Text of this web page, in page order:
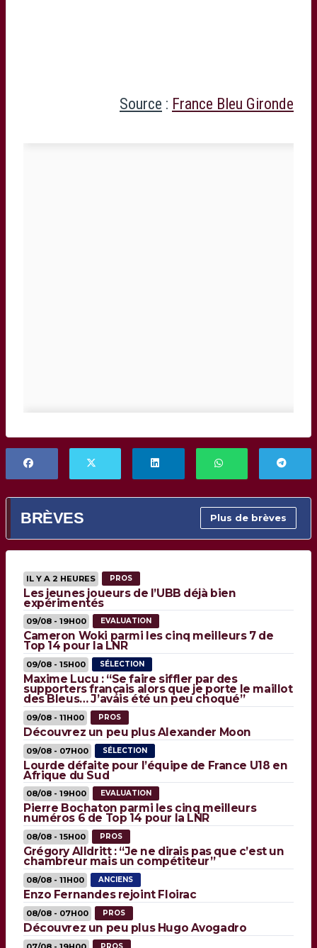
Source : France Bleu Gironde
BRÈVES Plus de brèves
IL Y A 2 HEURES PROS
Les jeunes joueurs de l’UBB déjà bien
expérimentés
09/08 - 19H00 EVALUATION
Cameron Woki parmi les cinq meilleurs 7 de
Top 14 pour la LNR
09/08 - 15H00 SÉLECTION
Maxime Lucu : “Se faire siffler par des
supporters français alors que je porte le maillot
des Bleus… J’avais été un peu choqué”
09/08 - 11H00 PROS
Découvrez un peu plus Alexander Moon
09/08 - 07H00 SÉLECTION
Lourde défaite pour l’équipe de France U18 en
Afrique du Sud
08/08 - 19H00 EVALUATION
Pierre Bochaton parmi les cinq meilleurs
numéros 6 de Top 14 pour la LNR
08/08 - 15H00 PROS
Grégory Alldritt : “Je ne dirais pas que c’est un
chambreur mais un compétiteur”
08/08 - 11H00 ANCIENS
Enzo Fernandes rejoint Floirac
08/08 - 07H00 PROS
Découvrez un peu plus Hugo Avogadro
PROS